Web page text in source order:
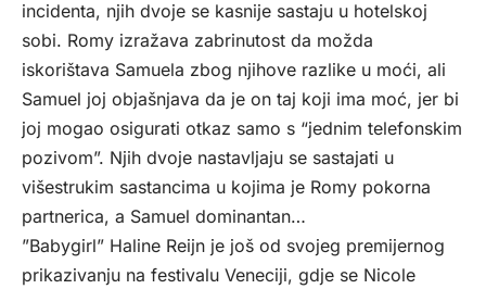
incidenta, njih dvoje se kasnije sastaju u hotelskoj
sobi. Romy izražava zabrinutost da možda
iskorištava Samuela zbog njihove razlike u moći, ali
Samuel joj objašnjava da je on taj koji ima moć, jer bi
joj mogao osigurati otkaz samo s “jednim telefonskim
pozivom”. Njih dvoje nastavljaju se sastajati u
višestrukim sastancima u kojima je Romy pokorna
partnerica, a Samuel dominantan…
”Babygirl” Haline Reijn je još od svojeg premijernog
prikazivanju na festivalu Veneciji, gdje se Nicole